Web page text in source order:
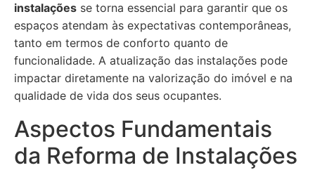
instalações se torna essencial para garantir que os
espaços atendam às expectativas contemporâneas,
tanto em termos de conforto quanto de
funcionalidade. A atualização das instalações pode
impactar diretamente na valorização do imóvel e na
qualidade de vida dos seus ocupantes.
Aspectos Fundamentais
da Reforma de Instalações